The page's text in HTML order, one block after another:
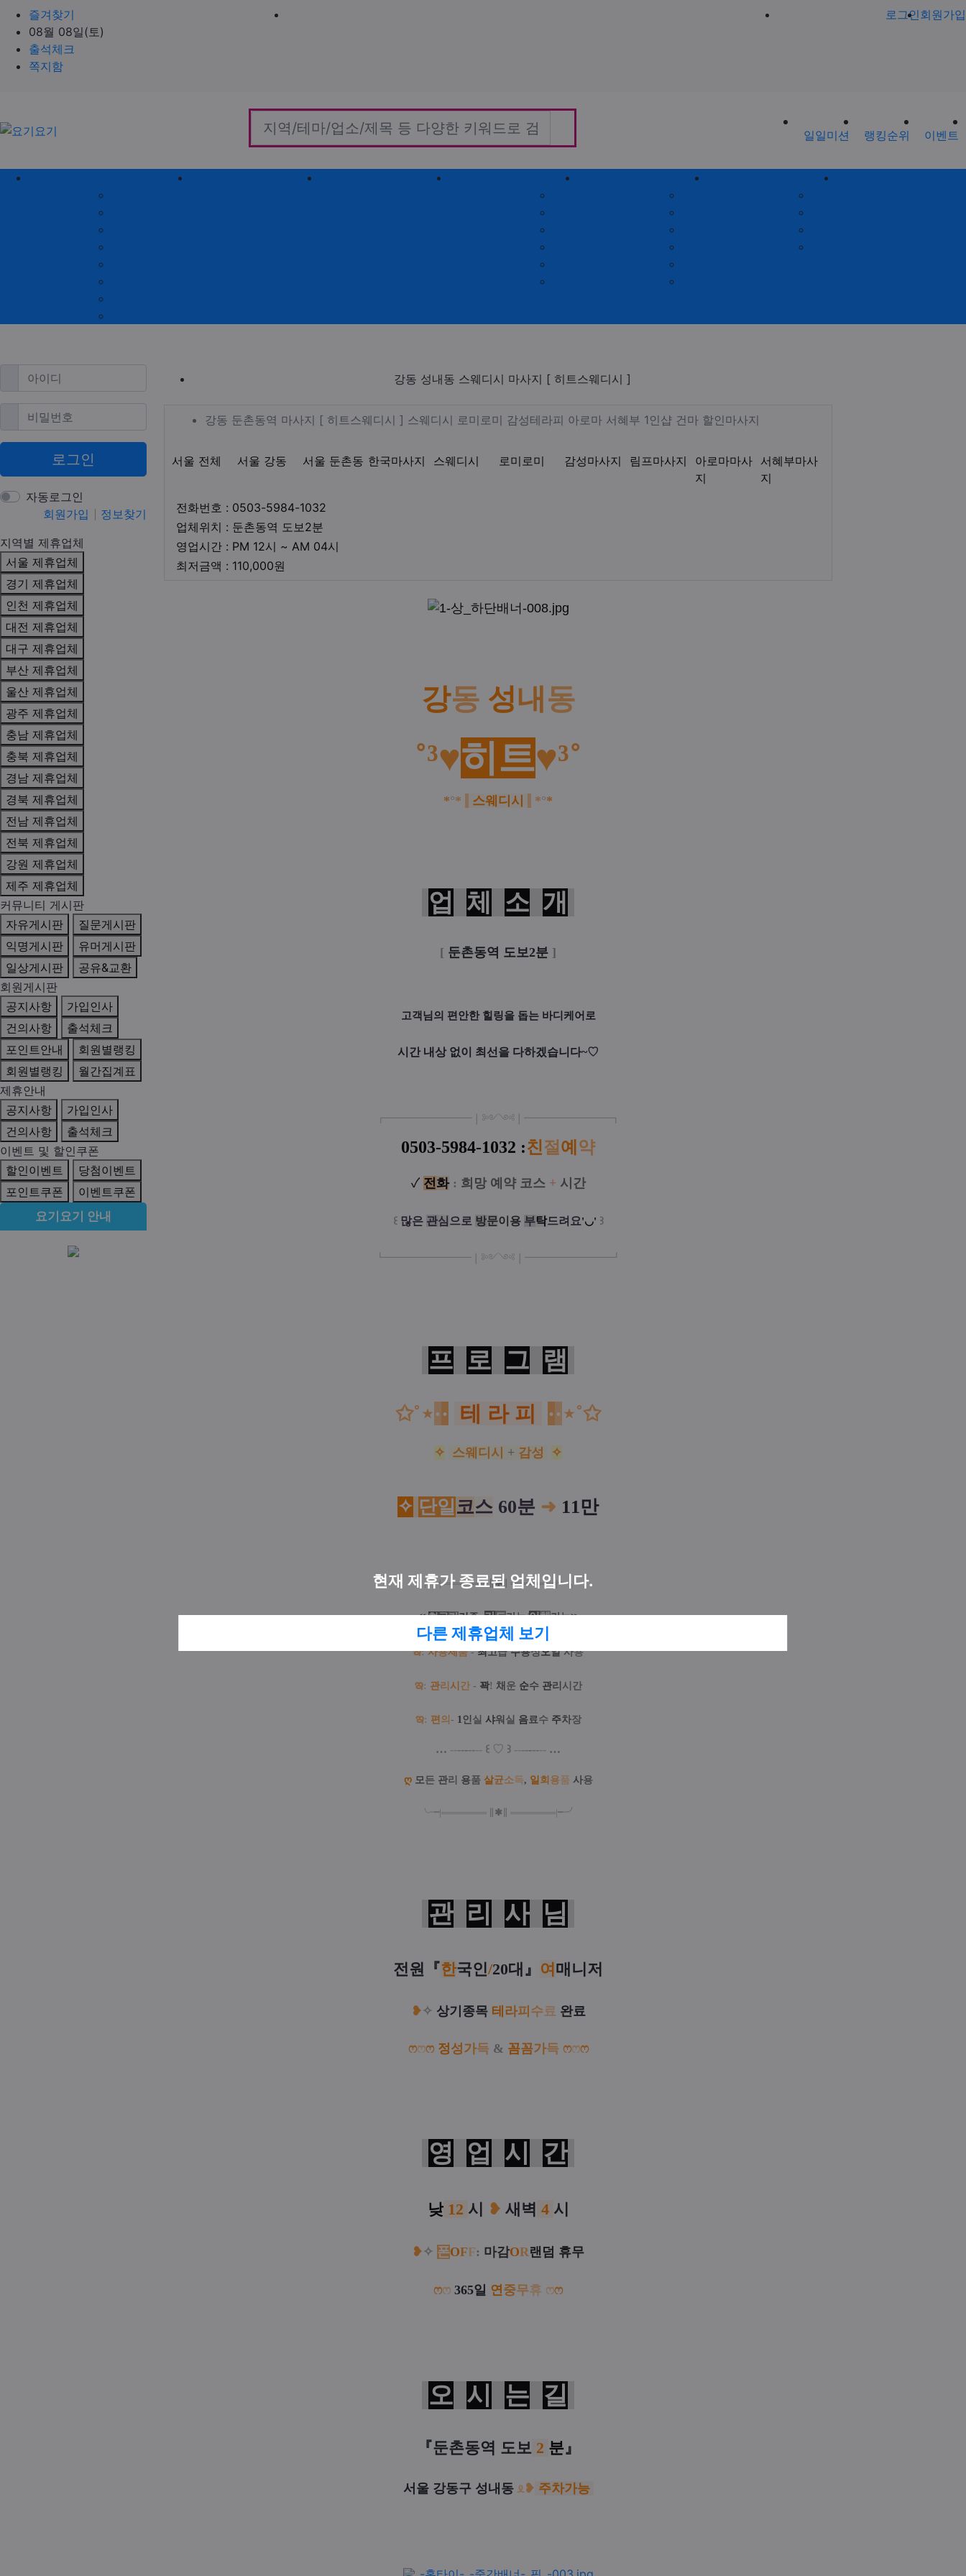
즐겨찾기
08월 08일(토)
출석체크
쪽지함
로그인회원가입
일일미션 랭킹순위 이벤트
홈으로
현재 제휴가 종료된 업체입니다.
다른 제휴업체 보기
강동 성내동 스웨디시 마사지 [ 히트스웨디시 ]
강동 성내동 스웨디시 마사지 [ 히트스웨디시 ]
업체 정보
강동 둔촌동역 마사지 [ 히트스웨디시 ] 스웨디시 로미로미 감성테라피 아
강동 둔촌동역 마사지 [ 히트스웨디시 ] 스웨디시 로미로미 감성테라피 아로마 서혜부 1인샵 건마 할인마사지
서울 전체 서울 강동 서울 둔촌동
지역1 한국마사지 스웨디시 로미로미 감성마사지 림프마사지
아로마마사
지
서혜부마사
지
테마
전화번호 : 0503-5984-1032
업체위치 : 둔촌동역 도보2분
영업시간 : PM 12시 ~ AM 04시
최저금액 : 110,000원
강동 성내 동
˚³♥히트♥³˚
*°* 스웨디시 *°*
업 체 소 개
[ 둔촌동역 도보2분 ]
고객님의 편안한 힐링을 돕는 바디케어로
시간 내상 없이 최선을 다하겠습니다~♡
┏━━━━━━━━ ❘༻༺❘ ━━━━━━━━┓
0503-5984-1032 :친절 예 약
✓ 전 화 : 희망 예약 코스 + 시간
꒰ 많은 관심 으로 방문이 용 부탁드려요'◡' ꒱
┗━━━━━━━━ ❘༻༺❘ ━━━━━━━━┛
프 로 그 램
✩˚⋆·· 테 라 피 ··⋆˚✩
✧ 스웨디시 + 감성 ✧
✧ 단일 코스 60분 ➜ 11만
╭╼|═══════ ∥✱∥ ══ ═════ |╾╮
≪ 현금가기준,카드가능/이체가능≫
ఇ: 사용제품 - 최고급 수용성오일 사용
ఇ: 관리 시 간 - 꽉! 채 운 순수 관리 시간
ఇ: 편 의 - 1 인 실 샤워 실 음료 수 주차장
… --------- ꒰ ♡ ꒱ --------- …
ღ 모 든 관리 용품 살균소독, 일 회 용품 사용
╰╼|═══════ ✱ ═══════|╾╯
관 리 사 님
전원 『한국인/20대 』 여 매니저
❥ ✧ 상기종목 테 라피 수료 완료
ෆෆෆ 정성가득 & 꼼꼼가득 ෆෆෆ
영 업 시 간
낮 12 시 ❥ 새벽 4 시
❥ ✧ 폰OFF: 마감OR랜덤 휴무
ෆෆ 365일 연 중무휴 ෆෆ
오 시 는 길
『둔촌동역 도보 2 분』
서울 강동구 성내동 ᦸ❥ 주차가능
아이디 필수
비밀번호필수
로그인
자동로그인
회원가입
정보찾기
지역별 제휴업체
서울 제휴업체
경기 제휴업체
인천 제휴업체
대전 제휴업체
대구 제휴업체
부산 제휴업체
울산 제휴업체
광주 제휴업체
충남 제휴업체
충북 제휴업체
경남 제휴업체
경북 제휴업체
전남 제휴업체
전북 제휴업체
강원 제휴업체
제주 제휴업체
커뮤니티 게시판
자유게시판
질문게시판
익명게시판
유머게시판
일상게시판
공유&교환
회원게시판
공지사항
가입인사
건의사항
출석체크
포인트안내
회원별랭킹
회원별랭킹
월간집계표
제휴안내
공지사항
가입인사
건의사항
출석체크
이벤트 및 할인쿠폰
할인이벤트
당첨이벤트
포인트쿠폰
이벤트쿠폰
요기요기 안내